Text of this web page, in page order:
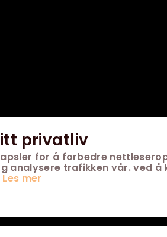
privatliv
for å forbedre
analysere trafikken vår. ved
Les mer